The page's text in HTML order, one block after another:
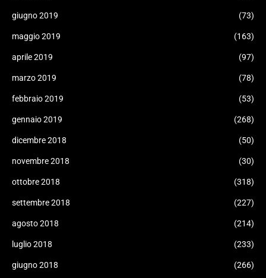
giugno 2019 (73)
maggio 2019 (163)
aprile 2019 (97)
marzo 2019 (78)
febbraio 2019 (53)
gennaio 2019 (268)
dicembre 2018 (50)
novembre 2018 (30)
ottobre 2018 (318)
settembre 2018 (227)
agosto 2018 (214)
luglio 2018 (233)
giugno 2018 (266)